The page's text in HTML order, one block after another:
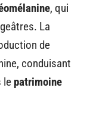
, qui
La
de
conduisant
le patrimoine